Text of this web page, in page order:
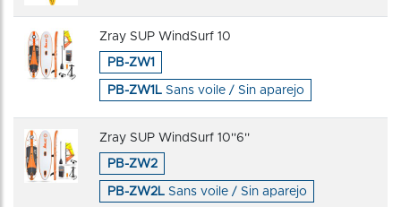
Zray SUP WindSurf 10
PB-ZW1
PB-ZW1L Sans voile / Sin aparejo
Zray SUP WindSurf 10''6''
PB-ZW2
PB-ZW2L Sans voile / Sin aparejo